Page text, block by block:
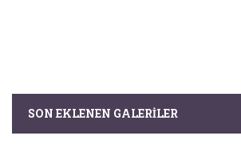
SON EKLENEN GALERILER